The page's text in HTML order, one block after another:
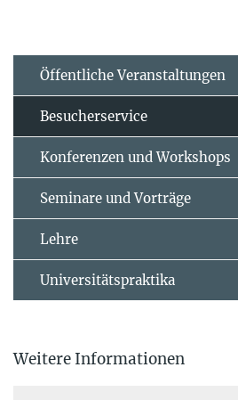
Öffentliche Veranstaltungen
Besucherservice
Konferenzen und Workshops
Seminare und Vorträge
Lehre
Universitätspraktika
Weitere Informationen